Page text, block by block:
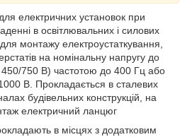
електричних установок при
в освітлювальних і силових
монтажу електроустаткування,
на номінальну напругу до
750 В) частотою до 400 Гц або
В. Прокладається в сталевих
будівельних конструкцій, на
електричний ланцюг
в місцях з додатковим